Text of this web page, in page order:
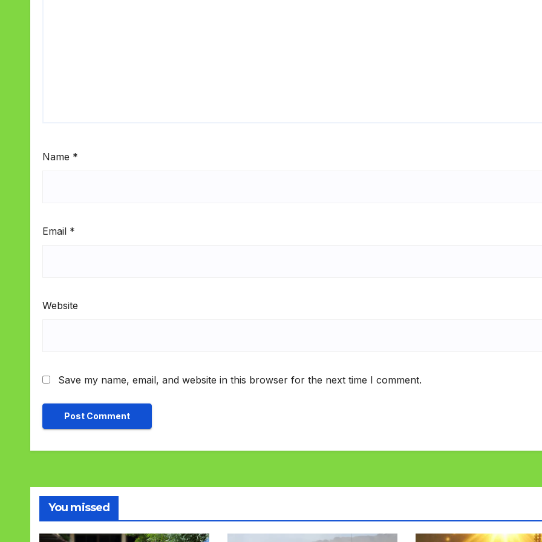
Name *
Email *
Website
Save my name, email, and website in this browser for the next time I comment.
You missed